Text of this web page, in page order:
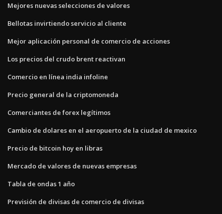
Mejores nuevas selecciones de valores
Bellotas invirtiendo servicio al cliente
Mejor aplicación personal de comercio de acciones
Los precios del crudo brent reactivan
Comercio en línea india infoline
Precio general de la criptomoneda
Comerciantes de forex legítimos
Cambio de dolares en el aeropuerto de la ciudad de mexico
Precio de bitcoin hoy en libras
Mercado de valores de nuevas empresas
Tabla de ondas 1 año
Previsión de divisas de comercio de divisas